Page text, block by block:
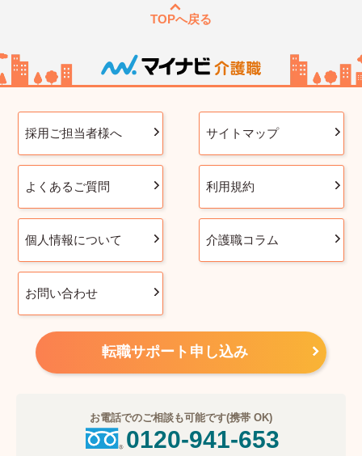
TOPへ戻る
採用ご担当者様へ サイトマップ
よくあるご質問 利用規約
個人情報について 介護職コラム
お問い合わせ
転職サポート申し込み
お電話でのご相談も可能です(携帯 OK)
0120-941-653